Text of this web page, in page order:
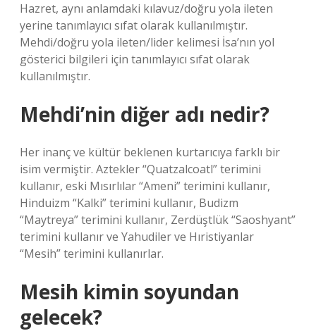
Hazret, aynı anlamdaki kılavuz/doğru yola ileten
yerine tanımlayıcı sıfat olarak kullanılmıştır.
Mehdi/doğru yola ileten/lider kelimesi İsa’nın yol
gösterici bilgileri için tanımlayıcı sıfat olarak
kullanılmıştır.
Mehdi’nin diğer adı nedir?
Her inanç ve kültür beklenen kurtarıcıya farklı bir
isim vermiştir. Aztekler “Quatzalcoatl” terimini
kullanır, eski Mısırlılar “Ameni” terimini kullanır,
Hinduizm “Kalki” terimini kullanır, Budizm
“Maytreya” terimini kullanır, Zerdüştlük “Saoshyant”
terimini kullanır ve Yahudiler ve Hıristiyanlar
“Mesih” terimini kullanırlar.
Mesih kimin soyundan
gelecek?